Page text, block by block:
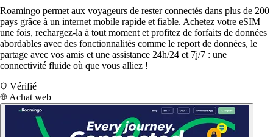
Roamingo permet aux voyageurs de rester connectés dans plus de 200
pays grâce à un internet mobile rapide et fiable. Achetez votre eSIM
une fois, rechargez-la à tout moment et profitez de forfaits de données
abordables avec des fonctionnalités comme le report de données, le
partage avec vos amis et une assistance 24h/24 et 7j/7 : une
connectivité fluide où que vous alliez !
Vérifié
Achat web